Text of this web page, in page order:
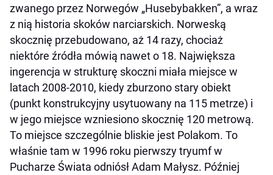
zwanego przez Norwegów „Husebybakken”, a wraz
z nią historia skoków narciarskich. Norweską
skocznię przebudowano, aż 14 razy, chociaż
niektóre źródła mówią nawet o 18. Największa
ingerencja w strukturę skoczni miała miejsce w
latach 2008-2010, kiedy zburzono stary obiekt
(punkt konstrukcyjny usytuowany na 115 metrze) i
w jego miejsce wzniesiono skocznię 120 metrową.
To miejsce szczególnie bliskie jest Polakom. To
właśnie tam w 1996 roku pierwszy tryumf w
Pucharze Świata odniósł Adam Małysz. Później